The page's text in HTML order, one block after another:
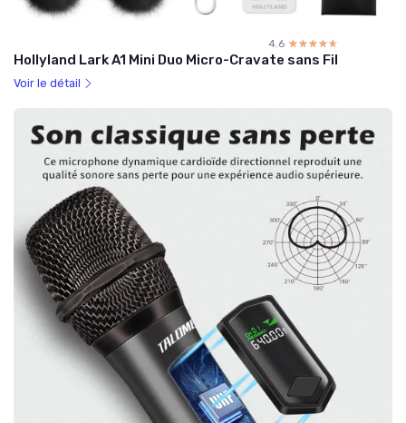
4.6 ☆☆☆☆☆
★★★★★
Hollyland Lark A1 Mini Duo Micro-Cravate sans Fil
Voir le détail